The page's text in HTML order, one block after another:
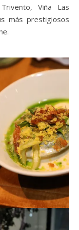
Viña Las
más prestigiosos